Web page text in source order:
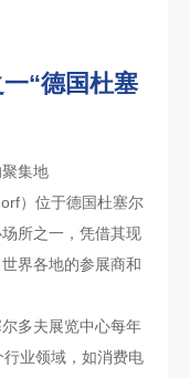
“德国杜塞
集地
）位于德国杜塞尔
所之一，凭借其现
界各地的参展商和
多夫展览中心每年
业领域，如消费电